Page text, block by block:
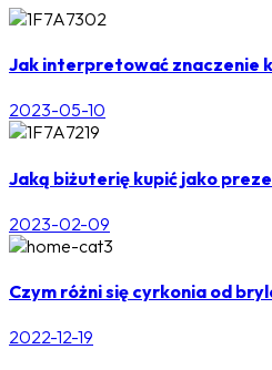
Jak interpretować znaczenie
2023-05-10
Jaką biżuterię kupić jako
2023-02-09
Czym różni się cyrkonia od
2022-12-19